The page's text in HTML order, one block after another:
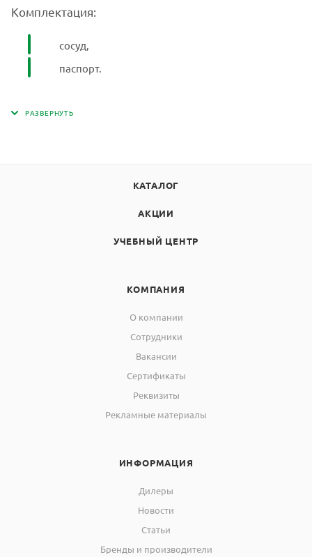
Комплектация:
сосуд,
паспорт.
КАТАЛОГ
АКЦИИ
УЧЕБНЫЙ ЦЕНТР
КОМПАНИЯ
О компании
Сотрудники
Вакансии
Сертификаты
Реквизиты
Рекламные материалы
ИНФОРМАЦИЯ
Дилеры
Новости
Статьи
Бренды и производители